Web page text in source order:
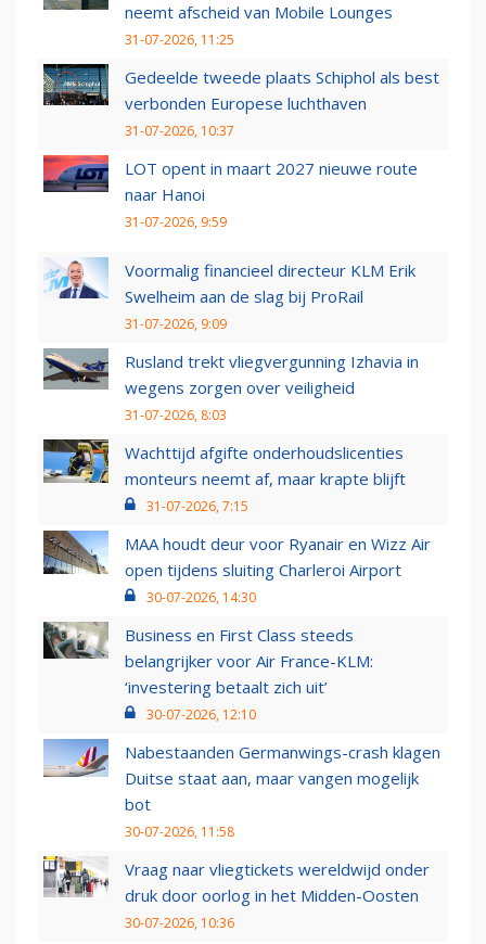
neemt afscheid van Mobile Lounges
31-07-2026, 11:25
Gedeelde tweede plaats Schiphol als best
verbonden Europese luchthaven
31-07-2026, 10:37
LOT opent in maart 2027 nieuwe route
naar Hanoi
31-07-2026, 9:59
Voormalig financieel directeur KLM Erik
Swelheim aan de slag bij ProRail
31-07-2026, 9:09
Rusland trekt vliegvergunning Izhavia in
wegens zorgen over veiligheid
31-07-2026, 8:03
Wachttijd afgifte onderhoudslicenties
monteurs neemt af, maar krapte blijft
31-07-2026, 7:15
MAA houdt deur voor Ryanair en Wizz Air
open tijdens sluiting Charleroi Airport
30-07-2026, 14:30
Business en First Class steeds
belangrijker voor Air France-KLM:
‘investering betaalt zich uit’
30-07-2026, 12:10
Nabestaanden Germanwings-crash klagen
Duitse staat aan, maar vangen mogelijk
bot
30-07-2026, 11:58
Vraag naar vliegtickets wereldwijd onder
druk door oorlog in het Midden-Oosten
30-07-2026, 10:36